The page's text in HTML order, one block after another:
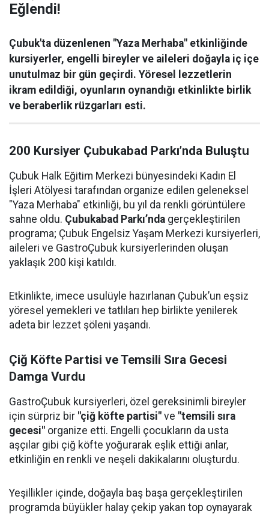
Eğlendi!
Çubuk'ta düzenlenen "Yaza Merhaba" etkinliğinde
kursiyerler, engelli bireyler ve aileleri doğayla iç içe
unutulmaz bir gün geçirdi. Yöresel lezzetlerin
ikram edildiği, oyunların oynandığı etkinlikte birlik
ve beraberlik rüzgarları esti.
200 Kursiyer Çubukabad Parkı’nda Buluştu
Çubuk Halk Eğitim Merkezi bünyesindeki Kadın El
İşleri Atölyesi tarafından organize edilen geleneksel
"Yaza Merhaba" etkinliği, bu yıl da renkli görüntülere
sahne oldu. Çubukabad Parkı’nda gerçekleştirilen
programa; Çubuk Engelsiz Yaşam Merkezi kursiyerleri,
aileleri ve GastroÇubuk kursiyerlerinden oluşan
yaklaşık 200 kişi katıldı.
Etkinlikte, imece usulüyle hazırlanan Çubuk’un eşsiz
yöresel yemekleri ve tatlıları hep birlikte yenilerek
adeta bir lezzet şöleni yaşandı.
Çiğ Köfte Partisi ve Temsili Sıra Gecesi
Damga Vurdu
GastroÇubuk kursiyerleri, özel gereksinimli bireyler
için sürpriz bir "çiğ köfte partisi" ve "temsili sıra
gecesi" organize etti. Engelli çocukların da usta
aşçılar gibi çiğ köfte yoğurarak eşlik ettiği anlar,
etkinliğin en renkli ve neşeli dakikalarını oluşturdu.
Yeşillikler içinde, doğayla baş başa gerçekleştirilen
programda büyükler halay çekip yakan top oynayarak